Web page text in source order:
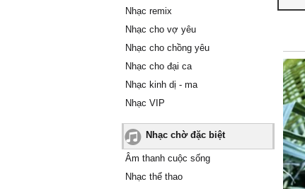
Nhạc remix
Nhạc cho vợ yêu
Nhạc cho chồng yêu
Nhạc cho đại ca
Nhạc kinh dị - ma
Nhạc VIP
Nhạc chờ đặc biệt
Âm thanh cuộc sống
Nhạc thể thao